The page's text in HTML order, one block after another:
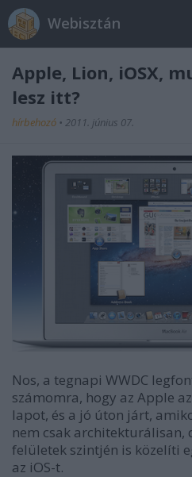
Webisztán
Apple, Lion, iOSX,
lesz itt?
hírbehozó • 2011. június 07.
Nos, a tegnapi WWDC
számomra, hogy az Apple
lapot, és a jó úton járt,
nem csak architekturálisan,
felületek szintjén is közelíti
az iOS-t.